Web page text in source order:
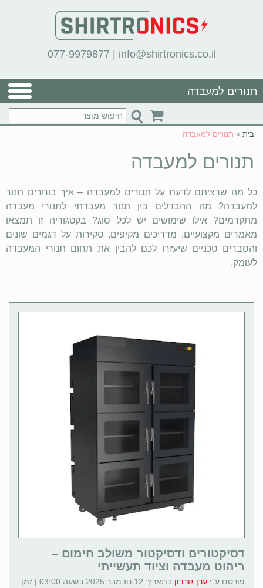
077-9979877 | info@shirtronics.co.il
תנורים למעבדה
בית » תנורים למעבדה
תנורים למעבדה
כל מה שרציתם לדעת על תנורים למעבדה – איך בוחרים תנור
למעבדה? מה ההבדלים בין תנור מעבדתי לתנורי מעבדה
מתקדמים? אילו שימושים יש לכל סוג? בקטגוריה זו תמצאו
מאמרים מקצועיים, מדריכים מקיפים, סקירות על דגמים שונים
והסברים טכניים שיעזרו לכם להבין את תחום תנורי המעבדה
לעומק.
דסיקטורים ודסיקטור משולב חימום –
ריהוט מעבדה וציוד תעשייתי
פורסם ע"י ערן גורדון
בתאריך 12 נובמבר 2025 בשעה 03:00 | זמן